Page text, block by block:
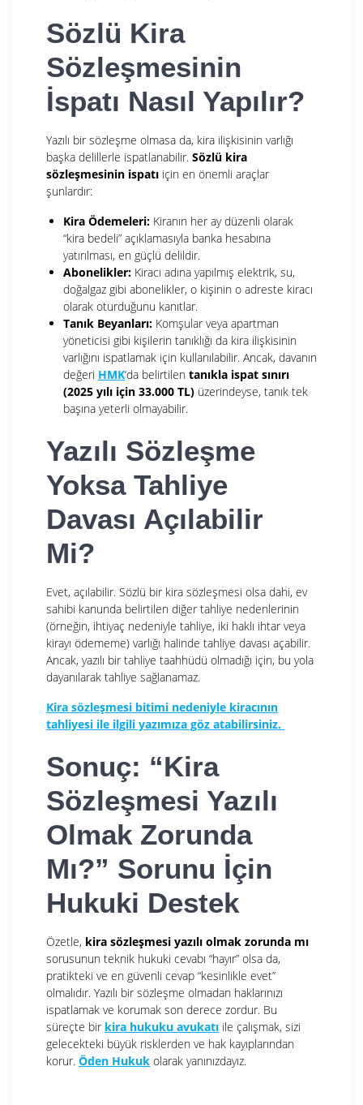
Sözlü Kira
Sözleşmesinin
İspatı Nasıl Yapılır?
Yazılı bir sözleşme olmasa da, kira ilişkisinin varlığı
başka delillerle ispatlanabilir. Sözlü kira
sözleşmesinin ispatı için en önemli araçlar
şunlardır:
Kira Ödemeleri: Kiranın her ay düzenli olarak
“kira bedeli” açıklamasıyla banka hesabına
yatırılması, en güçlü delildir.
Abonelikler: Kiracı adına yapılmış elektrik, su,
doğalgaz gibi abonelikler, o kişinin o adreste kiracı
olarak oturduğunu kanıtlar.
Tanık Beyanları: Komşular veya apartman
yöneticisi gibi kişilerin tanıklığı da kira ilişkisinin
varlığını ispatlamak için kullanılabilir. Ancak, davanın
değeri HMK‘da belirtilen tanıkla ispat sınırı
(2025 yılı için 33.000 TL) üzerindeyse, tanık tek
başına yeterli olmayabilir.
Yazılı Sözleşme
Yoksa Tahliye
Davası Açılabilir
Mi?
Evet, açılabilir. Sözlü bir kira sözleşmesi olsa dahi, ev
sahibi kanunda belirtilen diğer tahliye nedenlerinin
(örneğin, ihtiyaç nedeniyle tahliye, iki haklı ihtar veya
kirayı ödememe) varlığı halinde tahliye davası açabilir.
Ancak, yazılı bir tahliye taahhüdü olmadığı için, bu yola
dayanılarak tahliye sağlanamaz.
Kira sözleşmesi bitimi nedeniyle kiracının
tahliyesi ile ilgili yazımıza göz atabilirsiniz.
Sonuç: “Kira
Sözleşmesi Yazılı
Olmak Zorunda
Mı?” Sorunu İçin
Hukuki Destek
Özetle, kira sözleşmesi yazılı olmak zorunda mı
sorusunun teknik hukuki cevabı “hayır” olsa da,
pratikteki ve en güvenli cevap “kesinlikle evet”
olmalıdır. Yazılı bir sözleşme olmadan haklarınızı
ispatlamak ve korumak son derece zordur. Bu
süreçte bir kira hukuku avukatı ile çalışmak, sizi
gelecekteki büyük risklerden ve hak kayıplarından
korur. Öden Hukuk olarak yanınızdayız.